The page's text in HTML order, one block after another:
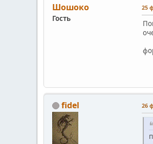
Шошоко
Гость
25
fidel 26